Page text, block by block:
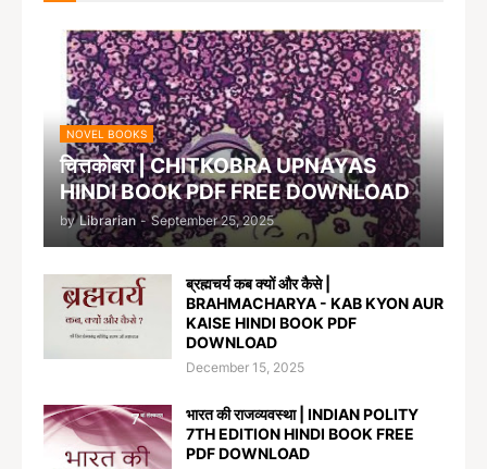
NOVEL BOOKS
चित्तकोबरा | CHITKOBRA UPNAYAS
HINDI BOOK PDF FREE DOWNLOAD
by Librarian - September 25, 2025
ब्रह्मचर्य कब क्यों और कैसे |
BRAHMACHARYA - KAB KYON AUR
KAISE HINDI BOOK PDF
DOWNLOAD
December 15, 2025
भारत की राजव्यवस्था | INDIAN POLITY
7TH EDITION HINDI BOOK FREE
PDF DOWNLOAD